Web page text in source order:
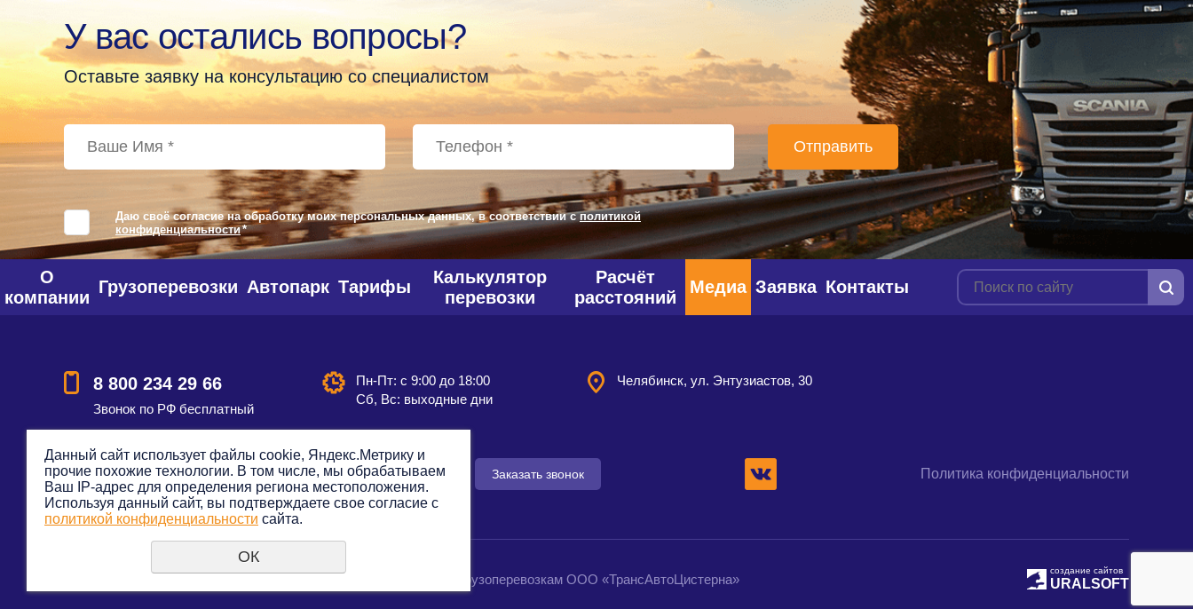
У вас остались вопросы?
Оставьте заявку на консультацию со специалистом
Даю своё согласие на обработку моих персональных данных, в соответствии сполитикой
конфиденциальности*
О
компании
Грузоперевозки Автопарк Тарифы
Калькулятор
перевозки
Расчёт
расстояний
Медиа Заявка Контакты
8 800 234 29 66
Звонок по РФ бесплатный
Пн-Пт: с 9:00 до 18:00
Сб, Вс: выходные дни
Челябинск, ул. Энтузиастов, 30
Смотреть на карте Оставить заявку Заказать звонок Политика конфиденциальности
© 2012—2023. Все права защищены. Транспортная компания по грузоперевозкам ООО «ТрансАвтоЦистерна»
создание сайтов
URALSOFT
Данный сайт использует файлы cookie, Яндекс.Метрику и
прочие похожие технологии. В том числе, мы обрабатываем
Ваш IP-адрес для определения региона местоположения.
Используя данный сайт, вы подтверждаете свое согласие с
политикой конфиденциальности сайта.
ОК